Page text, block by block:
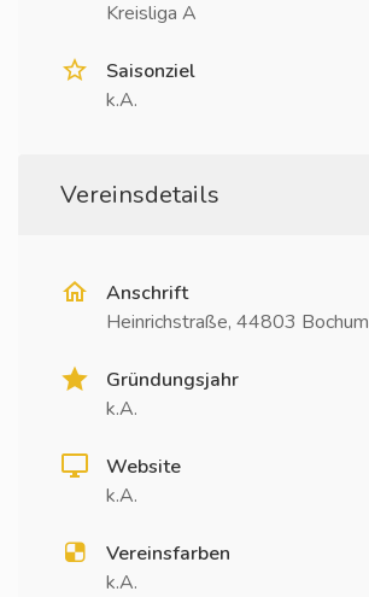
Kreisliga A
Saisonziel
k.A.
Vereinsdetails
Anschrift
Heinrichstraße, 44803 Bochum
Gründungsjahr
k.A.
Website
k.A.
Vereinsfarben
k.A.